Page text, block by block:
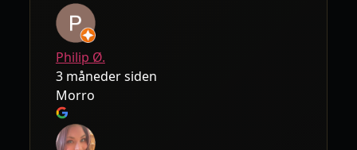
Philip Ø.
3 måneder siden
Morro